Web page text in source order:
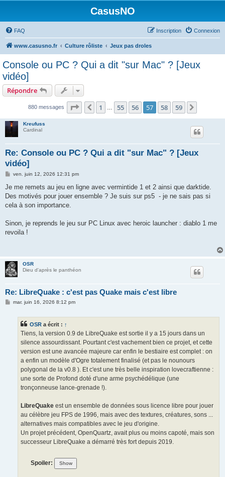
CasusNO
FAQ Connexion
Inscription
www.casusno.fr Culture rôliste Jeux pas droles
Console ou PC ? Qui a dit "sur Mac" ? [Jeux
vidéo]
Répondre
880 messages Page 57 sur 59
Précédent
1 55 56 57 58 59
Kreufuss
Cardinal
Re: Console ou PC ? Qui a dit "sur Mac" ? [Jeux
vidéo]
M
s
a
g
ven. juin 12, 2026 12:31 pm
Je me remets au jeu en ligne avec vermintide 1 et 2 ainsi que darktide.
Des motivés pour jouer ensemble ? Je suis sur ps5 - je ne sais pas si
cela à son importance.
Sinon, je reprends le jeu sur PC Linux avec heroic launcher : diablo 1 me
revoila !
OSR
Dieu d'après le panthéon
Re: LibreQuake : c'est pas Quake mais c'est libre
Mmar. juin 16, 2026 8:12 pm
OSR a écrit : ↑
Tiens, la version 0.9 de LibreQuake est sortie il y a 15 jours dans un
silence assourdissant. Pourtant c'est vachement bien ce projet, et cette
version est une avancée majeure car enfin le bestiaire est complet : on
a enfin un modèle d'Ogre totalement finalisé (et pas le nounours
polygonal de la v0.8 ). Et c'est une très belle inspiration lovecraftienne :
une sorte de Profond doté d'une arme psychédélique (une
tronçonneuse lance-grenade !).
LibreQuake est un ensemble de données sous licence libre pour jouer
au célèbre jeu FPS de 1996, mais avec des textures, créatures, sons ...
alternatives mais compatibles avec le jeu d'origine.
Un projet précédent, OpenQuartz, avait plus ou moins capoté, mais son
successeur LibreQuake a démarré très fort depuis 2019.
Spoiler: